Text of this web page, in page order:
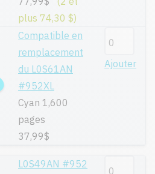
plus 74,30 $)
Compatible en
remplacement
du L0S61AN
#952XL
Cyan 1,600
pages
37,99$
Ajouter
L0S49AN #952